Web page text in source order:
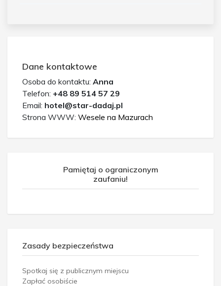
Dane kontaktowe
Osoba do kontaktu: Anna
Telefon: +48 89 514 57 29
Email: hotel@star-dadaj.pl
Strona WWW: Wesele na Mazurach
Pamiętaj o ograniczonym
zaufaniu!
Zasady bezpieczeństwa
Spotkaj się z publicznym miejscu
Zapłać osobiście